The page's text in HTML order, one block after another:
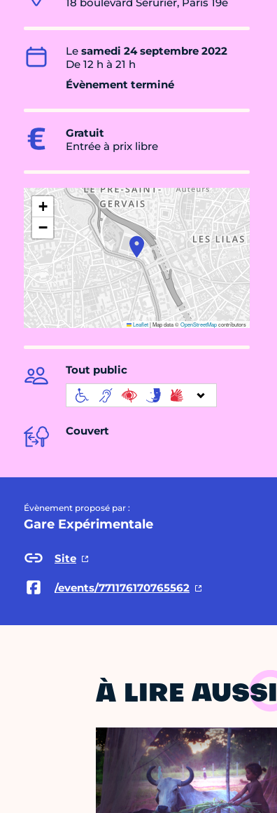
Le samedi 24 septembre 2022
De 12 h à 21 h
Évènement terminé
Gratuit
Entrée à prix libre
+
−
Leaflet|Map data ©OpenStreetMapcontributors
Tout public
Couvert
Évènement proposé par :
Gare Expérimentale
Site
/events/771176170765562
À LIRE AUSSI